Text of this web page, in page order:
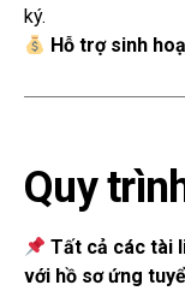
ký.
Hỗ trợ sinh
Quy
Tất cả các tài
với hồ sơ ứng